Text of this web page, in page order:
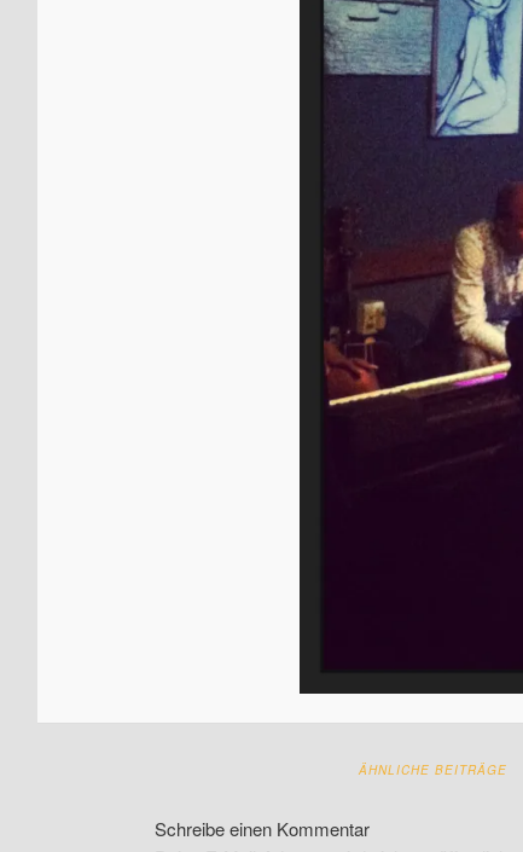
ÄHNLICHE BEITRÄGE
Schreibe einen Kommentar